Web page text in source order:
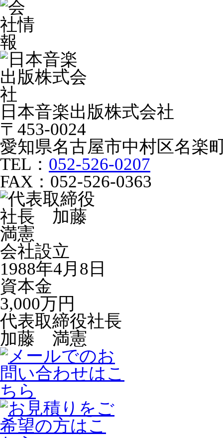
日本音楽出版株式会社
〒453-0024
愛知県名古屋市中村区名楽
TEL： 052-526-0207
FAX：052-526-0363
会社設立
1988年4月8日
資本金
3,000万円
代表取締役社長
加藤 満憲